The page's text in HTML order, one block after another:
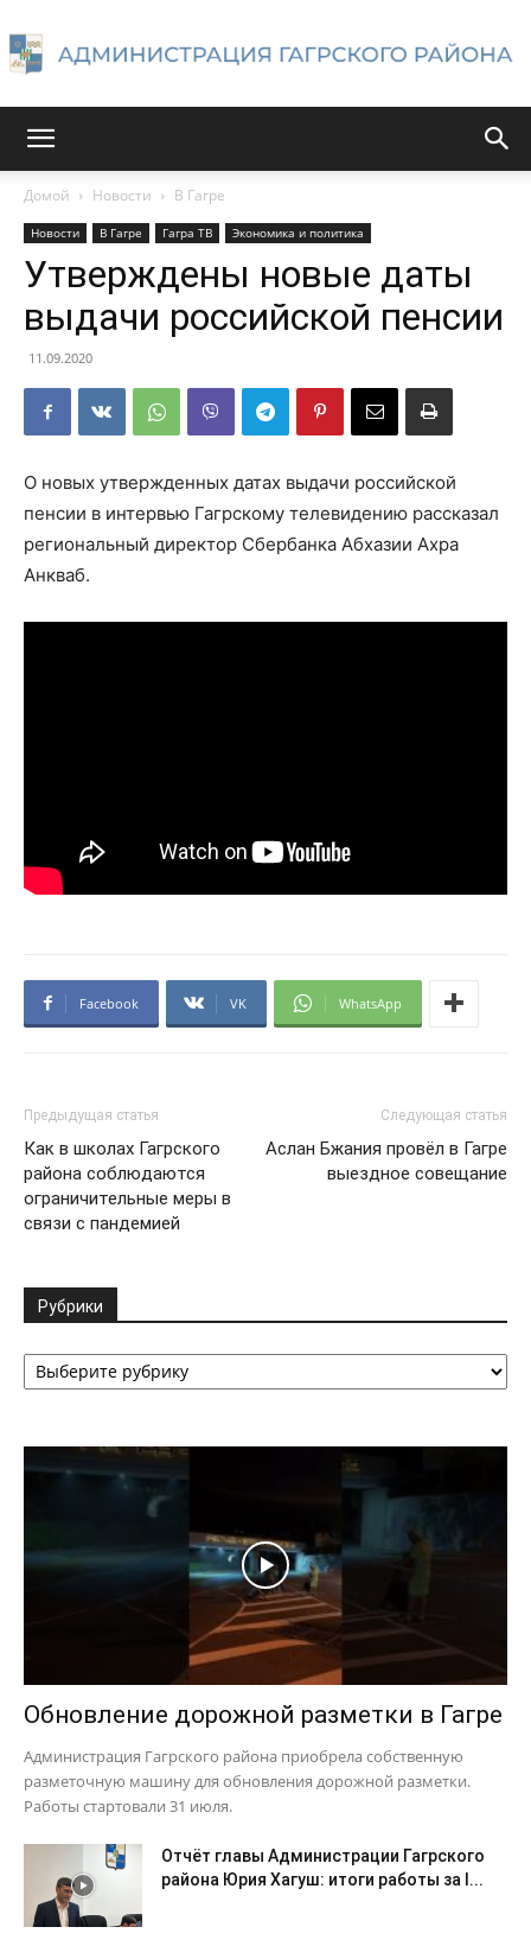
Гагрского
Домой Новости В Гагре
Новости В Гагре Гагра ТВ Экономика и политика
Утверждены новые даты
выдачи российской пенсии
11.09.2020
О новых утвержденных датах выдачи российской
пенсии в интервью Гагрскому телевидению рассказал
региональный директор Сбербанка Абхазии Ахра
Анкваб.
Facebook VK WhatsApp
Предыдущая статья
Как в школах Гагрского
района соблюдаются
ограничительные меры в
связи с пандемией
Следующая статья
Аслан Бжания провёл в Гагре
выездное совещание
Рубрики
Рубрики
Обновление дорожной разметки в Гагре
Администрация Гагрского района приобрела собственную
разметочную машину для обновления дорожной разметки.
Работы стартовали 31 июля.
Отчёт главы Администрации Гагрского
района Юрия Хагуш: итоги работы за I...